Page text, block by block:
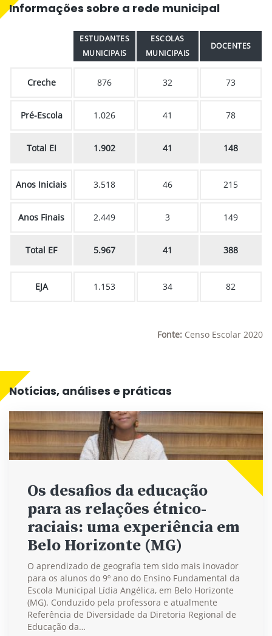
Informações sobre a rede municipal
ESTUDANTES
MUNICIPAIS
ESCOLAS
MUNICIPAIS
DOCENTES
Creche 876 32 73
Pré-Escola 1.026 41 78
Total EI 1.902 41 148
Anos Iniciais 3.518 46 215
Anos Finais 2.449 3 149
Total EF 5.967 41 388
EJA 1.153 34 82
Fonte: Censo Escolar 2020
Notícias, análises e práticas
Os desafios da educação
para as relações étnico-
raciais: uma experiência em
Belo Horizonte (MG)
O aprendizado de geografia tem sido mais inovador
para os alunos do 9º ano do Ensino Fundamental da
Escola Municipal Lídia Angélica, em Belo Horizonte
(MG). Conduzido pela professora e atualmente
Referência de Diversidade da Diretoria Regional de
Educação da…